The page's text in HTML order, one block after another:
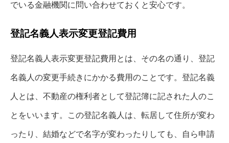
でいる金融機関に問い合わせておくと安心です。
登記名義人表示変更登記費用
登記名義人表示変更登記費用とは、その名の通り、登記
名義人の変更手続きにかかる費用のことです。登記名義
人とは、不動産の権利者として登記簿に記された人のこ
とをいいます。この登記名義人は、転居して住所が変わ
ったり、結婚などで名字が変わったりしても、自ら申請